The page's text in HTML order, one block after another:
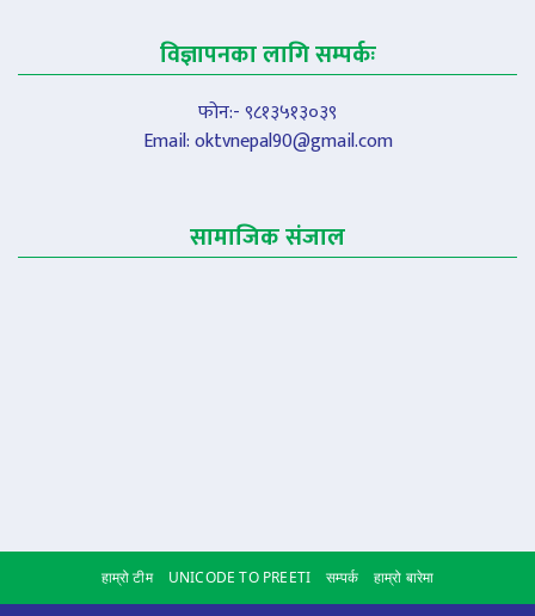
विज्ञापनका लागि सम्पर्कः
फोन:- ९८१३५१३०३९
Email:oktvnepal90@gmail.com
सामाजिक संजाल
हाम्रो टीम UNICODE TO PREETI सम्पर्क हाम्रो बारेमा